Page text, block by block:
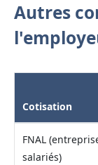
Autres
Cotisation
FNAL
salariés)